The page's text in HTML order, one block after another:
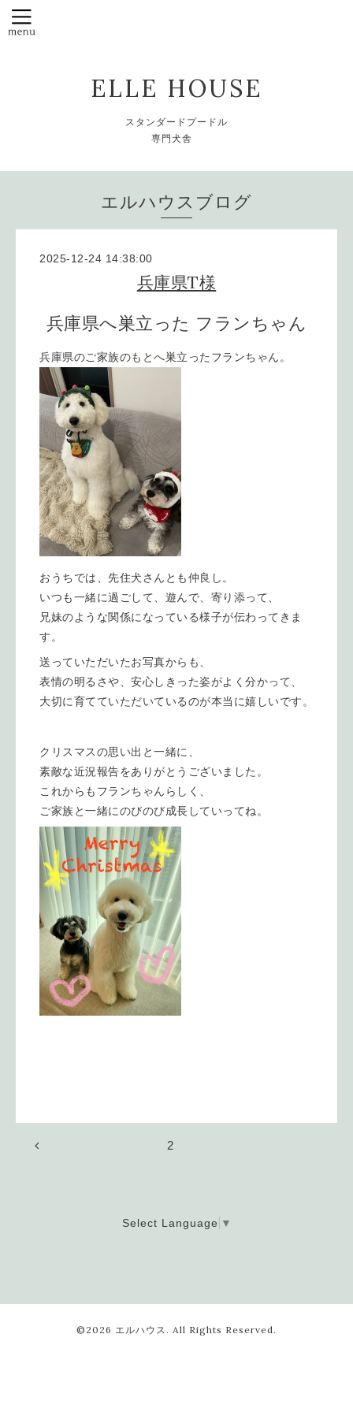
ELLE HOUSE
スタンダードプードル
専門犬舎
エルハウスブログ
2025-12-24 14:38:00
兵庫県T様
兵庫県へ巣立った フランちゃん
兵庫県のご家族のもとへ巣立ったフランちゃん。
おうちでは、先住犬さんとも仲良し。
いつも一緒に過ごして、遊んで、寄り添って、
兄妹のような関係になっている様子が伝わってきま
す。
送っていただいたお写真からも、
表情の明るさや、安心しきった姿がよく分かって、
大切に育てていただいているのが本当に嬉しいです。
クリスマスの思い出と一緒に、
素敵な近況報告をありがとうございました。
これからもフランちゃんらしく、
ご家族と一緒にのびのび成長していってね。
2
Select Language ▼
©2026 エルハウス . All Rights Reserved.